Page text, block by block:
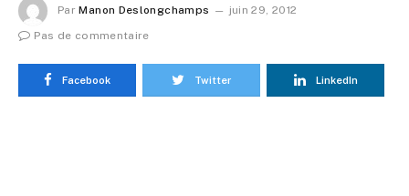
Par Manon Deslongchamps
juin 29, 2012
Pas de commentaire
Facebook Twitter LinkedIn